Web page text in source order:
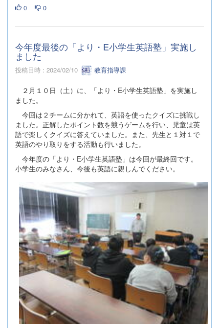
0 0
今年度最後の「より・E小学生英語塾」実施し
ました
投稿日時 : 2024/02/10 教育指導課
２月１０日（土）に、「より・E小学生英語塾」を実施し
ました。
今回は２チームに分かれて、英語を使ったクイズに挑戦し
ました。正解したポイント数を競うゲームを行い、児童は英
語で楽しくクイズに答えていました。また、先生と１対１で
英語のやり取りをする活動も行いました。
今年度の「より・E小学生英語塾」は今回が最終回です。
小学生のみなさん、今後も英語に親しんでください。